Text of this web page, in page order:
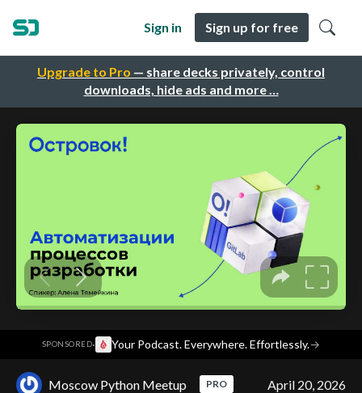
Upgrade to Pro — share decks privately, control
downloads, hide ads and more …
Sign in Sign up for free
SPONSORED· Your Podcast. Everywhere. Effortlessly.→
Moscow Python Meetup PRO April 20, 2026